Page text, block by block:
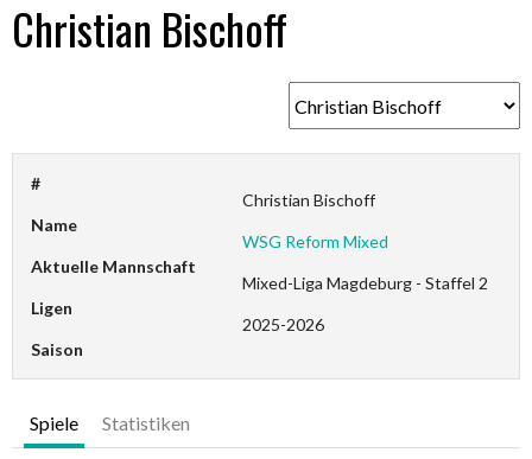
Christian Bischoff
#
Name
Christian Bischoff
Aktuelle Mannschaft
WSG Reform Mixed
Ligen
Mixed-Liga Magdeburg - Staffel 2
Saison
2025-2026
Spiele Statistiken